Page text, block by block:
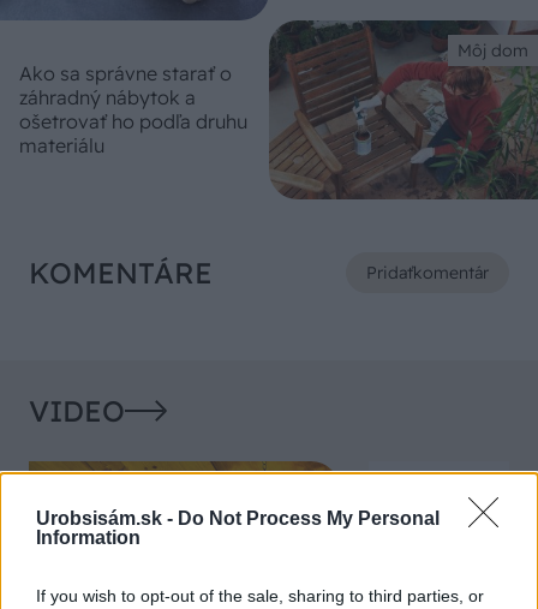
Urobsisám.sk - Do Not Process My Personal
Information
If you wish to opt-out of the sale, sharing to third parties, or
Môj dom
Ako sa správne starať o
záhradný nábytok a
ošetrovať ho podľa druhu
materiálu
KOMENTÁRE Pridaťkomentár
VIDEO